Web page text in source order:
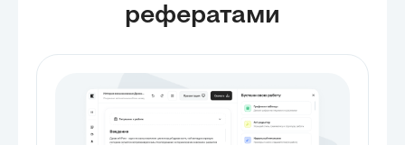
рефератами